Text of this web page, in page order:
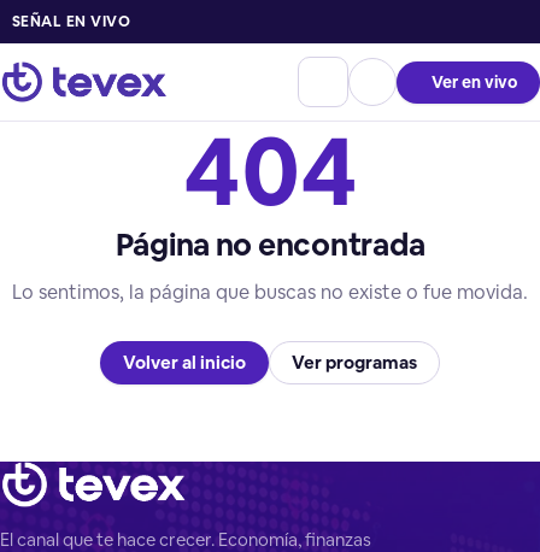
SEÑAL EN VIVO
Ver en vivo
404
Página no encontrada
Lo sentimos, la página que buscas no existe o fue movida.
Volver al inicio Ver programas
El canal que te hace crecer. Economía, finanzas